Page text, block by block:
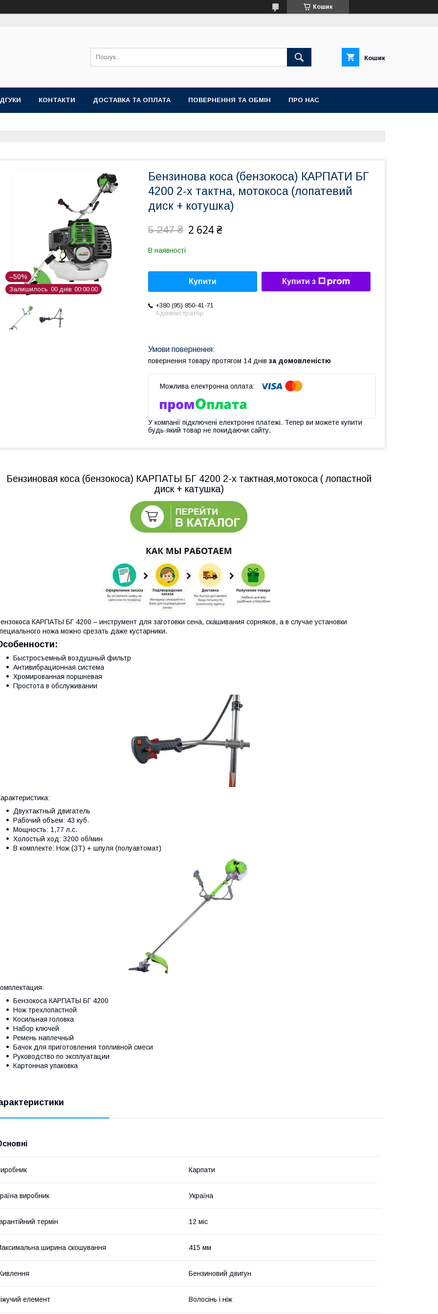
Кошик
Кошик
КОНТАКТИ ДОСТАВКА ТА ОПЛАТА ПОВЕРНЕННЯ ТА ОБМІН ПРО НАС
–50%
Залишилось 00 днів 00 00 00
Бензинова коса (бензокоса) КАРПАТИ БГ
4200 2-х тактна, мотокоса (лопатевий
диск + котушка)
5 247 ₴ 2 624 ₴
В наявності
Купити Купити з
+380 (95) 850-41-71
Администратор
повернення товару протягом 14 днів за домовленістю
У компанії підключені електронні платежі. Тепер ви можете купити
будь-який товар не покидаючи сайту.
Бензиновая коса (бензокоса) КАРПАТЫ БГ 4200 2-х тактная,мотокоса ( лопастной
диск + катушка)
КАРПАТЫ БГ 4200 – инструмент для заготовки сена, скашивания сорняков, а в случае установки
ножа можно срезать даже кустарники.
Быстросъемный воздушный фильтр
Антивибрационная система
Хромированная поршневая
Простота в обслуживании
Двухтактный двигатель
Рабочий объем: 43 куб.
Мощность: 1,77 л.с.
Холостый ход: 3200 об/мин
В комплекте: Нож (3Т) + шпуля (полуавтомат)
Бензокоса КАРПАТЫ БГ 4200
Нож трехлопастной
Косильная головка
Набор ключей
Ремень наплечный
Бачок для приготовления топливной смеси
Руководство по эксплуатации
Картонная упаковка
Карпати
виробник Україна
термін 12 міс
ширина скошування 415 мм
Бензиновий двигун
елемент Волосінь і ніж